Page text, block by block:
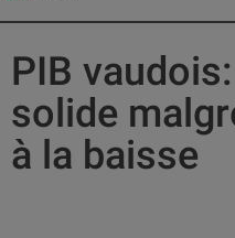
PIB
solide
à la baisse